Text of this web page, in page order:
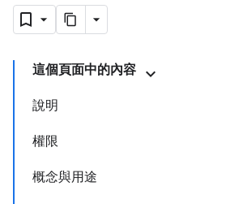
這個頁面中的內容
說明
權限
概念與用途